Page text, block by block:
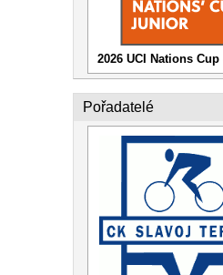
2026 UCI Nations
Pořadatelé